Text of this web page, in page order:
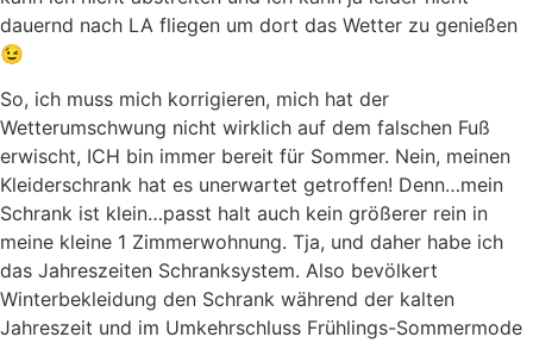
dauernd nach LA fliegen um dort das Wetter zu genießen
😉
So, ich muss mich korrigieren, mich hat der
Wetterumschwung nicht wirklich auf dem falschen Fuß
erwischt, ICH bin immer bereit für Sommer. Nein, meinen
Kleiderschrank hat es unerwartet getroffen! Denn…mein
Schrank ist klein…passt halt auch kein größerer rein in
meine kleine 1 Zimmerwohnung. Tja, und daher habe ich
das Jahreszeiten Schranksystem. Also bevölkert
Winterbekleidung den Schrank während der kalten
Jahreszeit und im Umkehrschluss Frühlings-Sommermode